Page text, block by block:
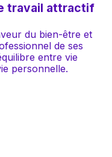
travail attractif
du bien-être et
de ses
entre vie
personnelle.